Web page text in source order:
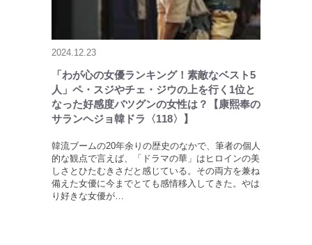
2024.12.23
「わが心の女優ランキング！素敵なベスト5
人」ペ・スジやチェ・ジウの上を行く1位と
なった好感度バツグンの女性は？【康熙奉の
サランヘジョ韓ドラ〈118〉】
韓流ブームの20年余りの歴史のなかで、筆者の個人
的な観点で言えば、「ドラマの華」はヒロインの美
しさとひたむきさだと感じている。その両方を兼ね
備えた女優に今までとても感情移入してきた。やは
り好きな女優が…